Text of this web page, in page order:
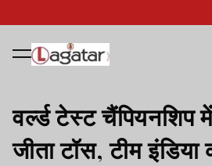
वर्ल्ड टेस्ट चैंपियनशिप
जीता टॉस, टीम इंडिया